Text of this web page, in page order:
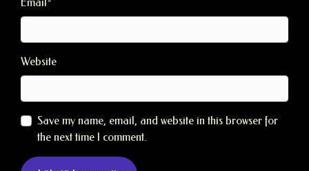
Website
Save my name, email, and website in this browser for
the next time I comment.